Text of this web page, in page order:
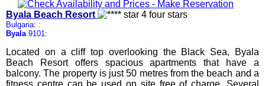
Byala Beach Resort
Bulgaria: :
Byala9101:
Located on a cliff top overlooking the Black Sea, Byala
Beach Resort offers spacious apartments that have a
balcony. The property is just 50 metres from the beach and a
fitness centre can be used on site free of charge. Several